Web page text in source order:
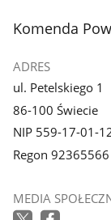
galerii.
stopka
Komenda
ADRES
ul. Petelskiego 1
86-100 Świecie
NIP 559-17-01-
Regon 92365566
MEDIA